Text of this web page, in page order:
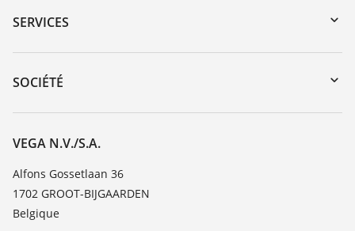
Recherche par numéro de série
DTM Collection/PACTware
SERVICES
Retour d'appareil
Formations
Liste de compatibilité chimique
TeamViewer
SOCIÉTÉ
Carrière
À propos de VEGA
Contact
News
Presse
VEGA N.V./S.A.
Alfons Gossetlaan 36
1702 GROOT-BIJGAARDEN
Belgique